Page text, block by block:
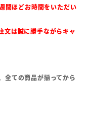
間ほどお時間をいただい
文は誠に勝手ながらキャ
全ての商品が揃ってから